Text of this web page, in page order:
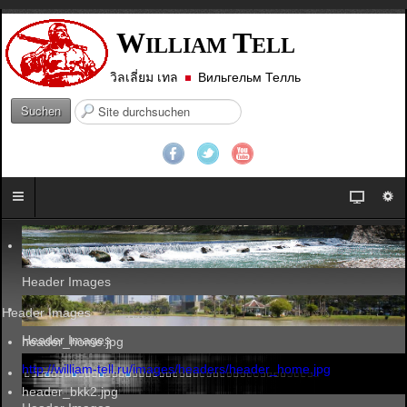
WILLIAM TELL
วิลเลี่ยม เทล Вильгельм Телль
Suchen
S
e
.
.
.
Header Images
Header Images
Header Images
header_home.jpg
http://william-tell.ru/images/headers/header_home.jpg
header_bkk2.jpg